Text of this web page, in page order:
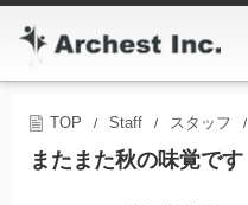
TOP / Staff / スタッフ /
またまた秋の味覚です